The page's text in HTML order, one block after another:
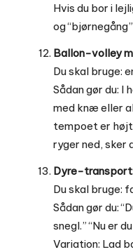
Hvis du bor i
og
Ballon-volley
Du skal bruge:
Sådan gør du: I
med knæ eller
tempoet er
ryger ned, sker
Dyre-
Du skal bruge:
Sådan gør du:
snegl.” “Nu er
Variation: Lad